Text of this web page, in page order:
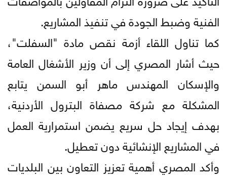
الفنية وضبط الجودة في تنفيذ المشاريع.
كما تناول اللقاء أزمة نقص مادة "السفلت"،
حيث أشار المصري إلى أن وزير الأشغال العامة
والإسكان المهندس ماهر أبو السمن يتابع
المشكلة مع شركة مصفاة البترول الأردنية،
بهدف إيجاد حل سريع يضمن استمرارية العمل
في المشاريع الإنشائية دون تعطيل.
وأكد المصري أهمية تعزيز التعاون بين البلديات